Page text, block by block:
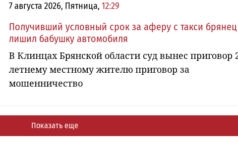
7 августа 2026, Пятница, 12:29
Получивший условный срок за аферу с такси брянец
лишил бабушку автомобиля
В Клинцах Брянской области суд вынес приговор
летнему местному жителю приговор за
мошенничество
Показать еще